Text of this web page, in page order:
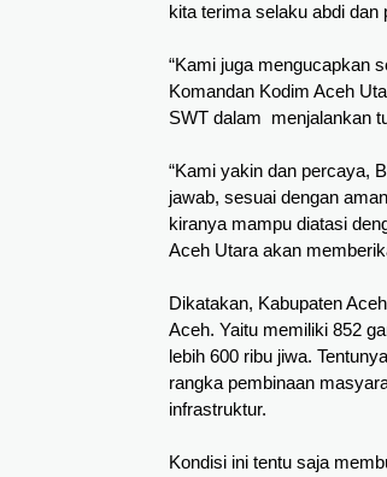
kita terima selaku abdi
“Kami juga mengucapkan
Komandan Kodim Aceh
SWT dalam  menjalankan
“Kami yakin dan percaya,
jawab, sesuai dengan
kiranya mampu diatasi
Aceh Utara akan
Dikatakan, Kabupaten
Aceh. Yaitu memiliki 852
lebih 600 ribu jiwa.
rangka pembinaan
infrastruktur.
Kondisi ini tentu saja